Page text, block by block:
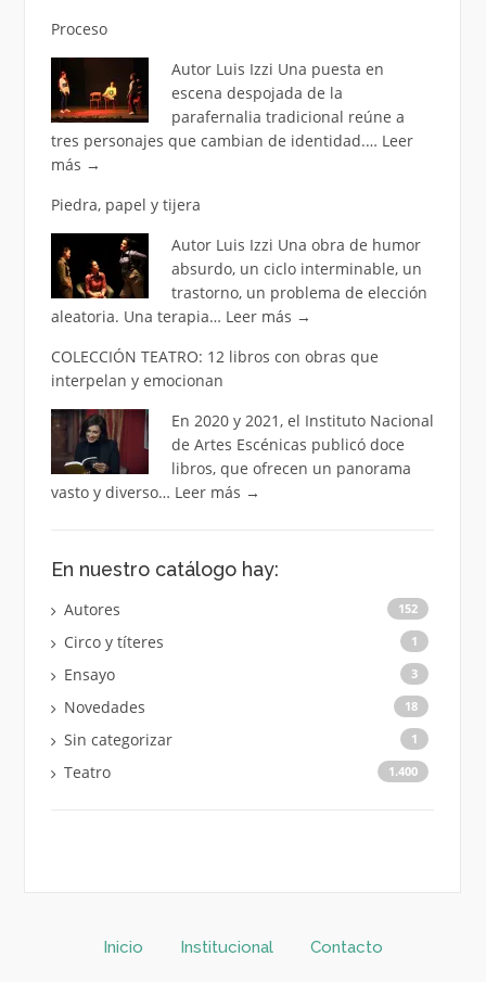
Proceso
Autor Luis Izzi Una puesta en
escena despojada de la
parafernalia tradicional reúne a
tres personajes que cambian de identidad.… Leer
más →
Piedra, papel y tijera
Autor Luis Izzi Una obra de humor
absurdo, un ciclo interminable, un
trastorno, un problema de elección
aleatoria. Una terapia… Leer más →
COLECCIÓN TEATRO: 12 libros con obras que
interpelan y emocionan
En 2020 y 2021, el Instituto Nacional
de Artes Escénicas publicó doce
libros, que ofrecen un panorama
vasto y diverso… Leer más →
En nuestro catálogo hay:
Autores 152
Circo y títeres 1
Ensayo 3
Novedades 18
Sin categorizar 1
Teatro 1.400
Inicio Institucional Contacto